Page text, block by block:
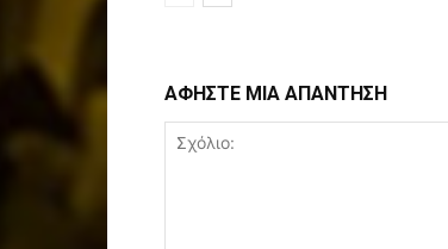
ΑΦΗΣΤΕ ΜΙΑ ΑΠΑΝΤΗΣΗ